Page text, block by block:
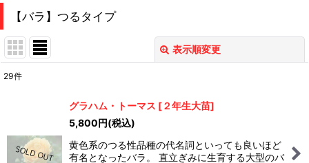
【バラ】つるタイプ
表示順変更
29件
グラハム・トーマス [２年生大苗]
5,800円(税込)
黄色系のつる性品種の代名詞といっても良いほど
有名となったバラ。 直立ぎみに生育する大型のバ